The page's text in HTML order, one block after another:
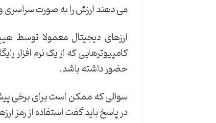
می دهند ارزش را به صورت سراسری و
ارزهای دیجیتال معمولا توسط
کامپیوترهایی که از یک نرم افزار
حضور داشته باشد.
سوالی که ممکن است برای برخی
در پاسخ باید گفت استفاده از